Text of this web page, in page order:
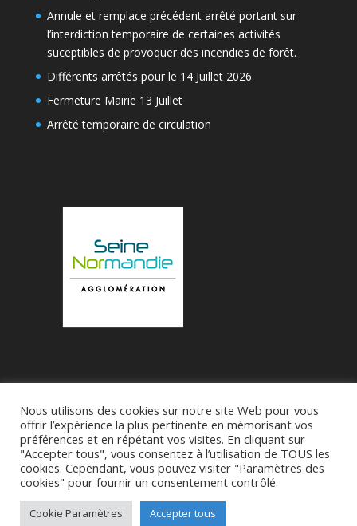
Annule et remplace précédent arrêté portant sur
l’interdiction temporaire de certaines activités
suceptibles de provoquer des incendies de forêt.
Différents arrêtés pour le 14 Juillet 2026
Fermeture Mairie 13 Juillet
Arrêté temporaire de circulation
Accueil Municipalité
Le Village de Bueil
Associations
Réalise parSDI27 - M Franck-Patrick Roussel
Nous utilisons des cookies sur notre site Web pour vous
offrir l’expérience la plus pertinente en mémorisant vos
préférences et en répétant vos visites. En cliquant sur
"Accepter tous", vous consentez à l’utilisation de TOUS les
cookies. Cependant, vous pouvez visiter "Paramètres des
cookies" pour fournir un consentement contrôlé.
Cookie Paramètres Accepter tous